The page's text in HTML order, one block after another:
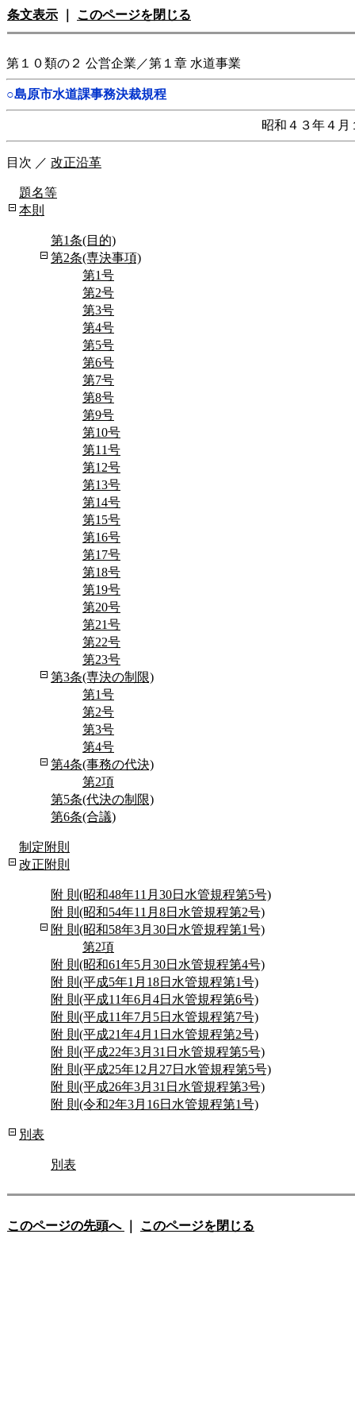
条文表示 このページを閉じる
第１０類の２ 公営企業／第１章 水道事業
○島原市水道課事務決裁規程
昭和４３年４月
目次 ／ 改正沿革
題名等
本則
第1条(目的)
第2条(専決事項)
第1号
第2号
第3号
第4号
第5号
第6号
第7号
第8号
第9号
第10号
第11号
第12号
第13号
第14号
第15号
第16号
第17号
第18号
第19号
第20号
第21号
第22号
第23号
第3条(専決の制限)
第1号
第2号
第3号
第4号
第4条(事務の代決)
第2項
第5条(代決の制限)
第6条(合議)
制定附則
改正附則
附 則(昭和48年11月30日水管規程第5号)
附 則(昭和54年11月8日水管規程第2号)
附 則(昭和58年3月30日水管規程第1号)
第2項
附 則(昭和61年5月30日水管規程第4号)
附 則(平成5年1月18日水管規程第1号)
附 則(平成11年6月4日水管規程第6号)
附 則(平成11年7月5日水管規程第7号)
附 則(平成21年4月1日水管規程第2号)
附 則(平成22年3月31日水管規程第5号)
附 則(平成25年12月27日水管規程第5号)
附 則(平成26年3月31日水管規程第3号)
附 則(令和2年3月16日水管規程第1号)
別表
別表
このページの先頭へ このページを閉じる